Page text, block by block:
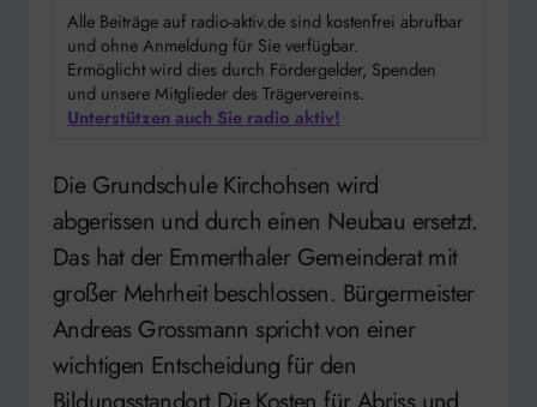
Alle Beiträge auf radio-aktiv.de sind kostenfrei abrufbar
und ohne Anmeldung für Sie verfügbar.
Ermöglicht wird dies durch Fördergelder, Spenden
und unsere Mitglieder des Trägervereins.
Unterstützen auch Sie radio aktiv!
Die Grundschule Kirchohsen wird
abgerissen und durch einen Neubau ersetzt.
Das hat der Emmerthaler Gemeinderat mit
großer Mehrheit beschlossen. Bürgermeister
Andreas Grossmann spricht von einer
wichtigen Entscheidung für den